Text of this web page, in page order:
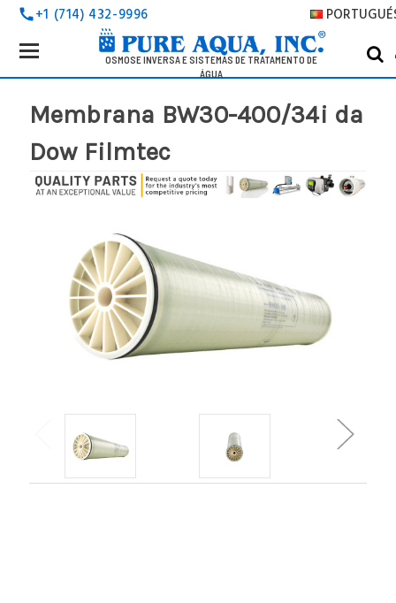
call+1 (714) 432-9996
OSMOSE INVERSA E SISTEMAS DE TRATAMENTO DE
ÁGUA
Search
Keyword:
Membrana BW30-400/34i da
Dow Filmtec